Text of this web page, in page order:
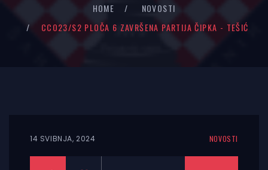
HOME
NOVOSTI
CCO23/S2 PLOČA 6 ZAVRŠENA PARTIJA ČIPKA - TEŠIĆ
14 SVIBNJA, 2024 NOVOSTI